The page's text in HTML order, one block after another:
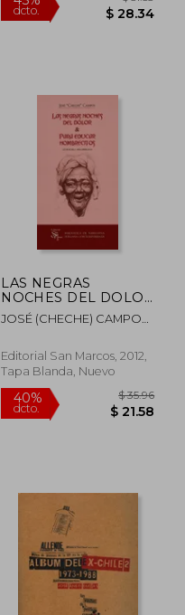
45%
dcto.
LAS NEGRAS
NOCHES DEL DOLOR
Y PARA EDUCAR
HOMBRECITOS
JOSÉ (CHECHE) CAMPOS
Editorial San Marcos, 2012,
Tapa Blanda, Nuevo